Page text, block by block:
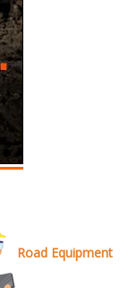
Road Equipment